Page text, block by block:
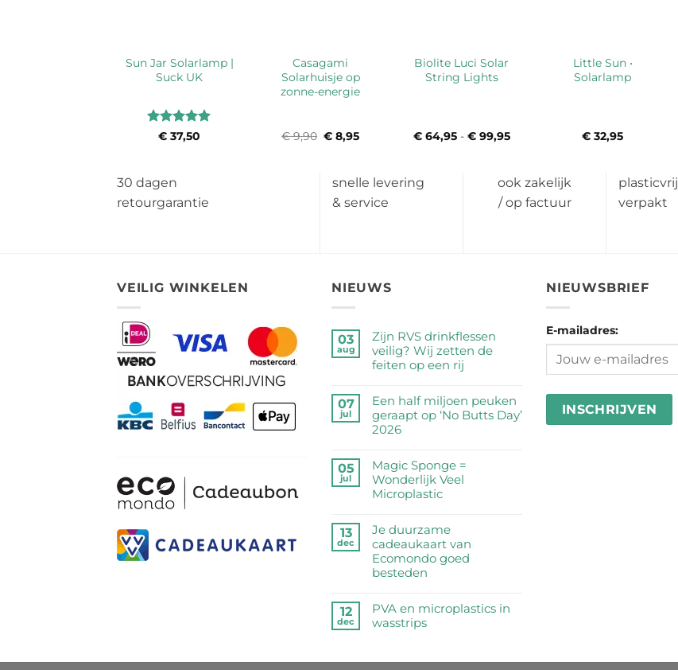
Sun Jar Solarlamp |
Suck UK
Waardering
€ 37,50
Casagami
Solarhuisje op
zonne-energie
€9,90 Oorspronkelijke
prijs
€ 8,95
Biolite Luci Solar
String Lights
€64,95 - €99,95Prijsklasse:
Little Sun •
Solarlamp
€ 32,95
30 dagen
retourgarantie
snelle levering
& service
ook zakelijk
/ op factuur
plasticvrij
verpakt
VEILIG WINKELEN NIEUWS
03
aug
Zijn RVS drinkflessen
veilig? Wij zetten de
feiten op een rij
reacties
op
Zijn
veilig?
Wij
zetten
feiten
op
een
rij
07
jul
Een half miljoen peuken
geraapt op ‘No Butts Day’
2026
reacties
op
Een
peuken
geraapt
op
‘No
Day’
2026
05
jul
Magic Sponge =
Wonderlijk Veel
Microplastic
reacties
op
Magic
Sponge
Veel
Microplastic
13
dec
Je duurzame
cadeaukaart van
Ecomondo goed
besteden
reacties
op
cadeaukaart
12
dec
PVA en microplastics in
wasstrips
NIEUWSBRIEF
E-mailadres: